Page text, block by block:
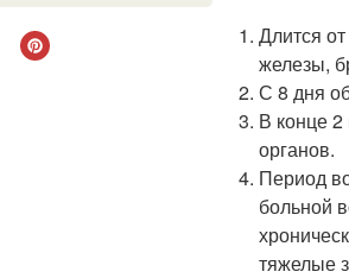
Длится
железы,
С 8 дня
В конце
органов.
Период
больной
тяжелые